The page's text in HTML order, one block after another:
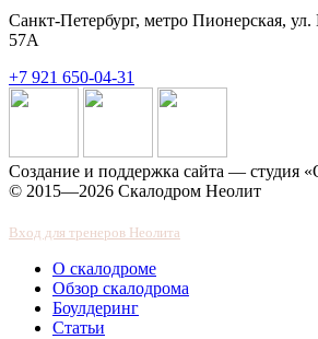
Санкт-Петербург, метро Пионерская,
57А
+7 921 650-04-31
Создание и поддержка сайта — студия
© 2015—2026 Скалодром Неолит
Вход для тренеров Неолита
О скалодроме
Обзор скалодрома
Боулдеринг
Статьи